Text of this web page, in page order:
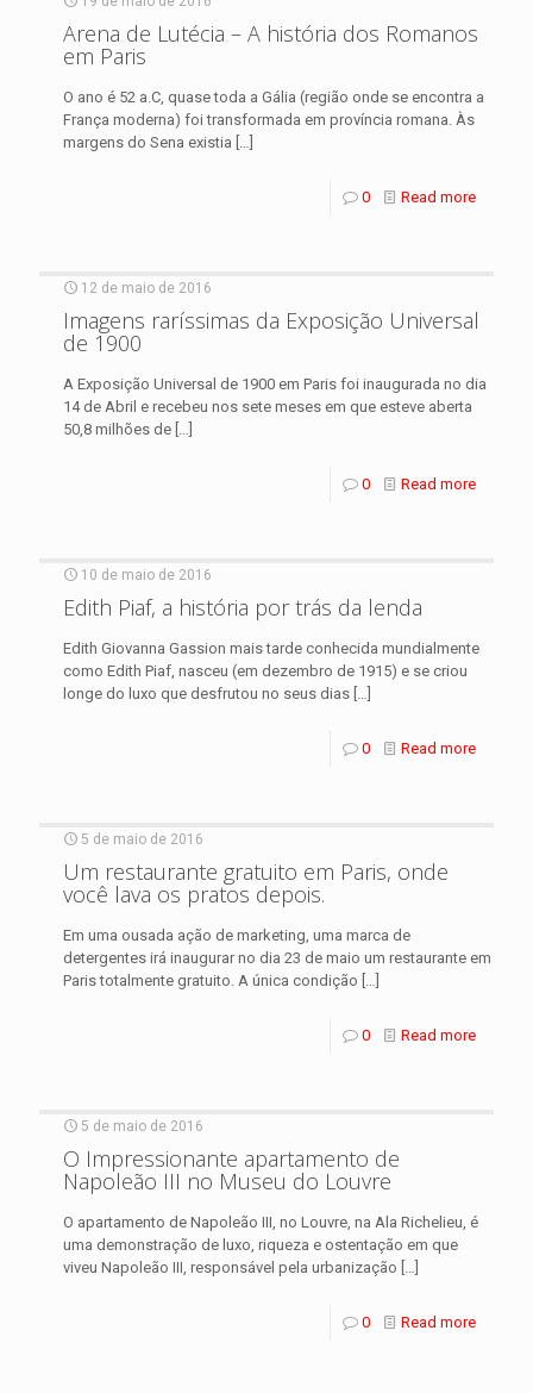
Arena de Lutécia – A história dos Romanos
em Paris
O ano é 52 a.C, quase toda a Gália (região onde se encontra a
França moderna) foi transformada em província romana. Às
margens do Sena existia […]
0 Read more
12 de maio de 2016
Imagens raríssimas da Exposição Universal
de 1900
A Exposição Universal de 1900 em Paris foi inaugurada no dia
14 de Abril e recebeu nos sete meses em que esteve aberta
50,8 milhões de […]
0 Read more
10 de maio de 2016
Edith Piaf, a história por trás da lenda
Edith Giovanna Gassion mais tarde conhecida mundialmente
como Edith Piaf, nasceu (em dezembro de 1915) e se criou
longe do luxo que desfrutou no seus dias […]
0 Read more
5 de maio de 2016
Um restaurante gratuito em Paris, onde
você lava os pratos depois.
Em uma ousada ação de marketing, uma marca de
detergentes irá inaugurar no dia 23 de maio um restaurante em
Paris totalmente gratuito. A única condição […]
0 Read more
5 de maio de 2016
O Impressionante apartamento de
Napoleão III no Museu do Louvre
O apartamento de Napoleão III, no Louvre, na Ala Richelieu, é
uma demonstração de luxo, riqueza e ostentação em que
viveu Napoleão III, responsável pela urbanização […]
0 Read more